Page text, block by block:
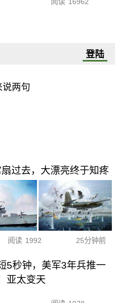
登陆
说两句
过去，大漂亮终于知疼
阅读 1992 25分钟前
5秒钟，美军3年兵推一
亚太变天